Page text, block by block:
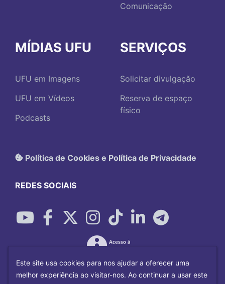
Comunicação
MÍDIAS UFU
UFU em Imagens
UFU em Vídeos
Podcasts
SERVIÇOS
Solicitar divulgação
Reserva de espaço
físico
Política de Cookies e Política de Privacidade
REDES SOCIAIS
Este site usa cookies para nos ajudar a oferecer uma
melhor experiência ao visitar-nos. Ao continuar a usar este